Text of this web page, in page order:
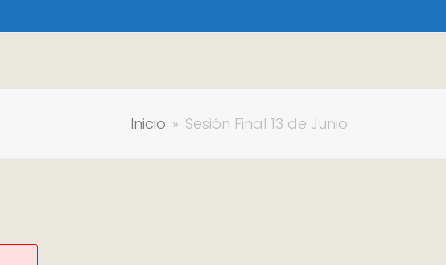
Inicio » Sesión Final 13 de Junio